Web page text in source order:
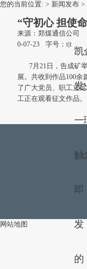
凯
发
一
触
即
发
的
您的当前位置: > 新闻发布 >
“守初心 担使
来源：郑煤通信公司
0-07-23
字号： t t
7月21日，告成矿举
展。共收到作品100余
了广大党员、职工立
工正在观看征文作品。
网站地图